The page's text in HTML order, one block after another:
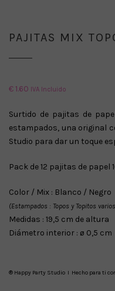
PAJITAS MIX
€1.60 IVA Incluido
Surtido de pajitas de
estampados, una original
Studio para dar un toque
Pack de 12 pajitas de papel
Color / Mix : Blanco / Negro
(Estampados : Topos y Topitos
Medidas : 19,5 cm de altura
Diámetro interior : ø 0,5 cm
® Happy Party Studio I Hecho para ti